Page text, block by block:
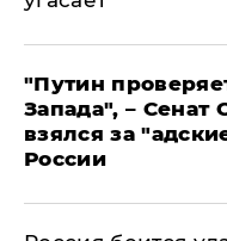
"Путин
Запада", –
взялся за
России